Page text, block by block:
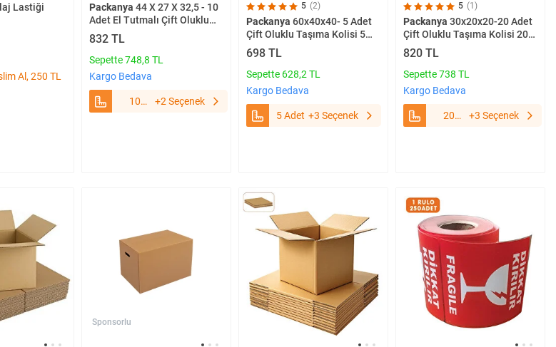
Lastiği
Al, 250 TL
Packanya 44 X 27 X 32,5 - 10
Adet El Tutmalı Çift Oluklu
Taşıma Kolisi 10 Adet
832 TL
Sepette 748,8 TL
Kargo Bedava
10
+2 Seçenek
5 (2)
Packanya 60x40x40- 5 Adet
Çift Oluklu Taşıma Kolisi 5
Adet
698 TL
Sepette 628,2 TL
Kargo Bedava
5 Adet +3 Seçenek
5 (1)
Packanya 30x20x20-20 Adet
Çift Oluklu Taşıma Kolisi 20
Adet
820 TL
Sepette 738 TL
Kargo Bedava
20
+3 Seçenek
Sponsorlu